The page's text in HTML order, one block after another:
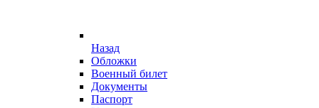
Назад
Обложки
Военный билет
Документы
Паспорт